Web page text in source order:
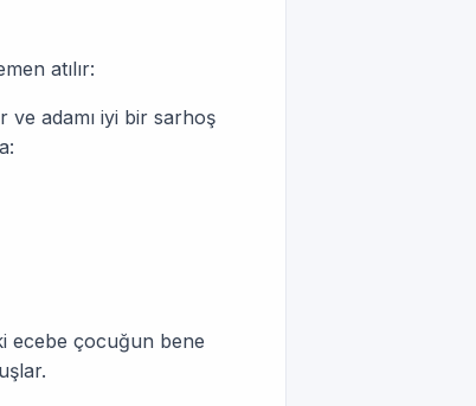
atılır:
ve adamı iyi bir sarhoş
ecebe çocuğun bene